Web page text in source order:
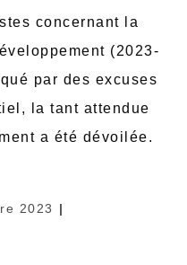
concernant la
(2023-
par des excuses
la tant attendue
a été dévoilée.
2023